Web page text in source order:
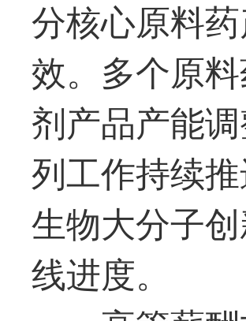
分核心原料
效。多个原
剂产品产能
列工作持续
生物大分子
线进度。